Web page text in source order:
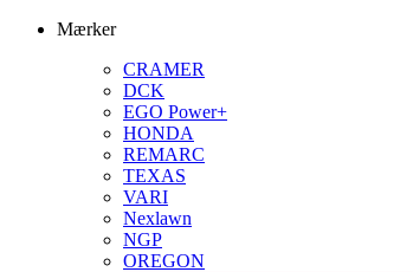
Mærker
CRAMER
DCK
EGO Power+
HONDA
REMARC
TEXAS
VARI
Nexlawn
NGP
OREGON